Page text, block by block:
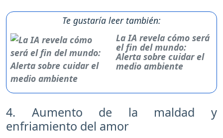
Te gustaría leer también:
La IA revela cómo será
el fin del mundo:
Alerta sobre cuidar el
medio ambiente
4. Aumento de la maldad y
enfriamiento del amor